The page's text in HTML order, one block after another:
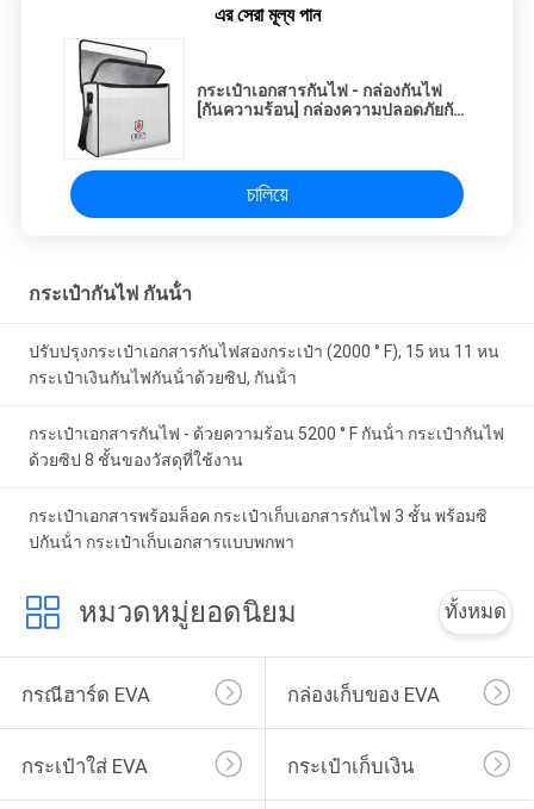
এর সেরা মূল্য পান
กระเป๋าเอกสารกันไฟ - กล่องกันไฟ
[กันความร้อน] กล่องความปลอดภัยกัน
চালিয়ে
กระเป๋ากันไฟ กันน้ํา
ปรับปรุงกระเป๋าเอกสารกันไฟสองกระเป๋า (2000 ° F), 15 หน 11 หน
กระเป๋าเงินกันไฟกันน้ําด้วยซิป, กันน้ํา
กระเป๋าเอกสารกันไฟ - ด้วยความร้อน 5200 ° F กันน้ํา กระเป๋ากันไฟ
ด้วยซิป 8 ชั้นของวัสดุที่ใช้งาน
กระเป๋าเอกสารพร้อมล็อค กระเป๋าเก็บเอกสารกันไฟ 3 ชั้น พร้อมซิ
ปกันน้ํา กระเป๋าเก็บเอกสารแบบพกพา
หมวดหมู่ยอดนิยม ทั้งหมด
กรณีฮาร์ด EVA กล่องเก็บของ EVA
กระเป๋าใส่ EVA กระเป๋าเก็บเงิน